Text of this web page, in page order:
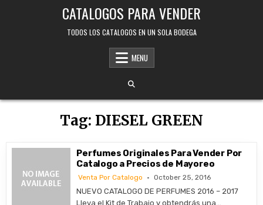
CATALOGOS PARA VENDER
TODOS LOS CATALOGOS EN UN SOLA BODEGA
MENU
Tag: DIESEL GREEN
Perfumes Originales Para Vender Por
Catalogo a Precios de Mayoreo
Venta Por Catalogo October 25, 2016
NUEVO CATALOGO DE PERFUMES 2016 – 2017
Lleva el Kit de Trabajo y obtendrás una…